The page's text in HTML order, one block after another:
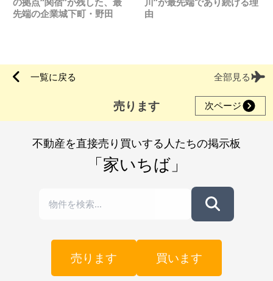
先端の企業城下町・野田
由
一覧に戻る 全部見る
売ります 次ページ
不動産を直接売り買いする人たちの掲示板
「家いちば」
売ります 買います